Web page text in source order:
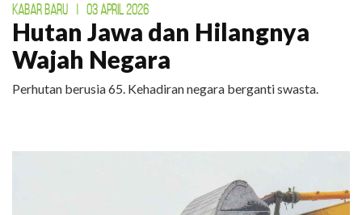
KABAR BARU | 03 APRIL 2026
Hutan Jawa dan Hilangnya
Wajah Negara
Perhutan berusia 65. Kehadiran negara berganti swasta.